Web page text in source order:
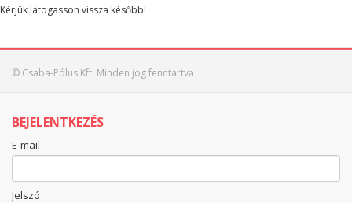
Kérjük látogasson vissza később!
© Csaba-Pólus Kft. Minden jog fenntartva
BEJELENTKEZÉS
E-mail
Jelszó